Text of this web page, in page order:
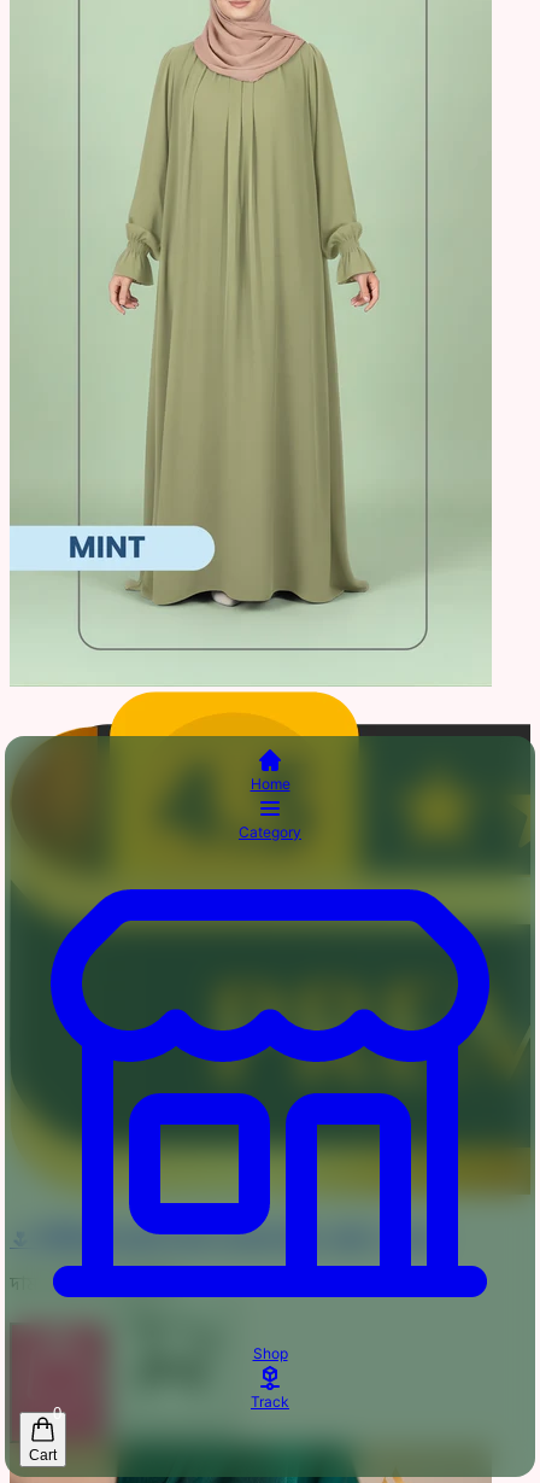
🌷 প্রিমিয়াম দুবাই চেরি বোরকা 🥰 - MINT - B035
দাম : 1050
অর্ডার করুন
Home
Category
Shop
Track
0
Cart